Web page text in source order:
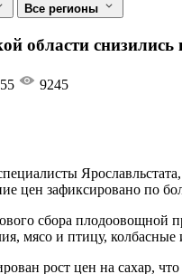
Все регионы
области
9245
цен зафиксировано по
сбора плодоовощной
мясо и птицу,
рост цен на сахар,